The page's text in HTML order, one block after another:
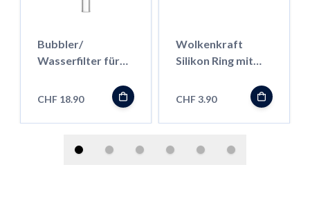
Bubbler/
Wasserfilter für
CHF 18.90
Wolkenkraft
Silikon Ring mit
CHF 3.90